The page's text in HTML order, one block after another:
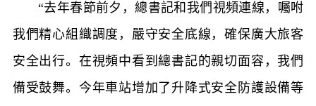
“去年春節前夕，總書記和我們視頻連線，囑咐
我們精心組織調度，嚴守安全底線，確保廣大旅客
安全出行。在視頻中看到總書記的親切面容，我們
備受鼓舞。今年車站增加了升降式安全防護設備等